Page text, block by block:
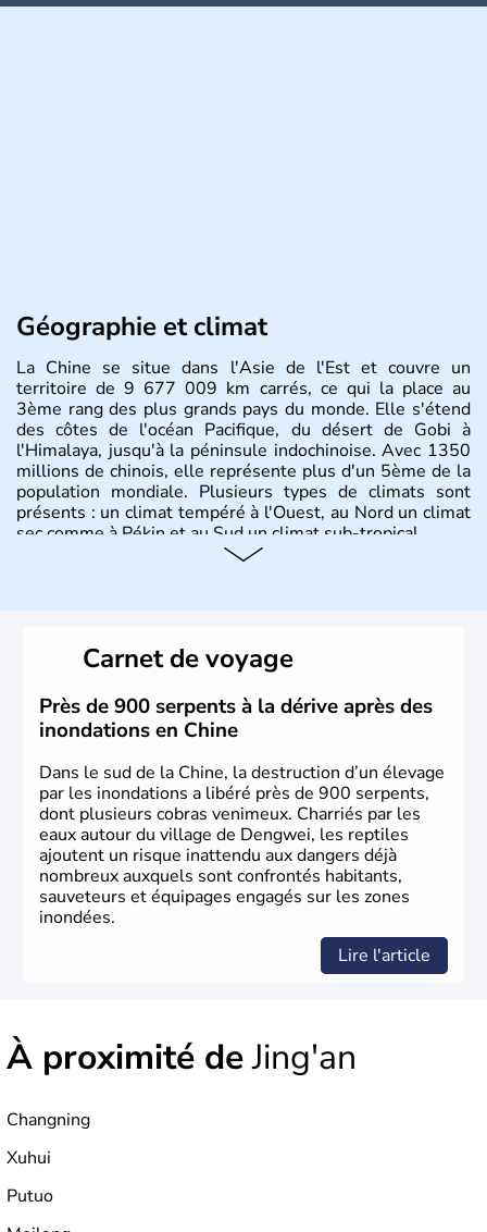
Géographie et climat
La Chine se situe dans l'Asie de l'Est et couvre un
territoire de 9 677 009 km carrés, ce qui la place au
3ème rang des plus grands pays du monde. Elle s'étend
des côtes de l'océan Pacifique, du désert de Gobi à
l'Himalaya, jusqu'à la péninsule indochinoise. Avec 1350
millions de chinois, elle représente plus d'un 5ème de la
population mondiale. Plusieurs types de climats sont
présents : un climat tempéré à l'Ouest, au Nord un climat
sec comme à Pékin et au Sud un climat sub-tropical.
dynasties. La dynastie Qing a été la dernière à régner
jusqu'aux guerres de l'opium lorsque la Chine s'est
constituée comme nation et a retrouvé son indépendance
en 1945. Illustre pays en matière d'inventions avant-
gardistes, la Chine a été la première utilisatrice du papier,
de l'imprimerie à caractères mobiles, de la boussole et de
la poudre à canon.
Carnet de voyage
Près de 900 serpents à la dérive après des
inondations en Chine
Dans le sud de la Chine, la destruction d’un élevage
par les inondations a libéré près de 900 serpents,
dont plusieurs cobras venimeux. Charriés par les
eaux autour du village de Dengwei, les reptiles
ajoutent un risque inattendu aux dangers déjà
nombreux auxquels sont confrontés habitants,
sauveteurs et équipages engagés sur les zones
inondées.
Lire l'article
À proximité deJing'an
Changning
Xuhui
Putuo